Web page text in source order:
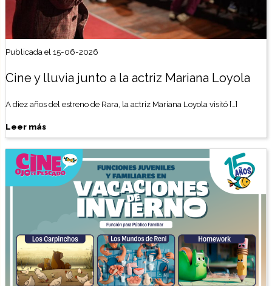
Publicada el 15-06-2026
Cine y lluvia junto a la actriz Mariana Loyola
A diez años del estreno de Rara, la actriz Mariana Loyola visitó […]
Leer más